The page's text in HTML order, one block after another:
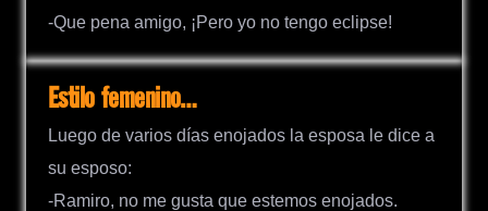
-Que pena amigo, ¡Pero yo no tengo eclipse!
Estilo femenino…
Luego de varios días enojados la esposa le dice a
su esposo:
-Ramiro, no me gusta que estemos enojados.